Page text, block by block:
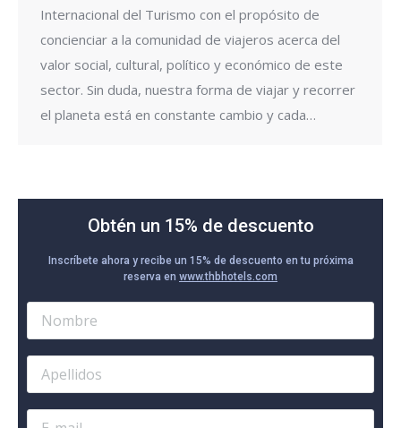
Internacional del Turismo con el propósito de
concienciar a la comunidad de viajeros acerca del
valor social, cultural, político y económico de este
sector. Sin duda, nuestra forma de viajar y recorrer
el planeta está en constante cambio y cada…
Obtén un 15% de descuento
Inscríbete ahora y recibe un 15% de descuento en tu próxima
reserva en www.thbhotels.com